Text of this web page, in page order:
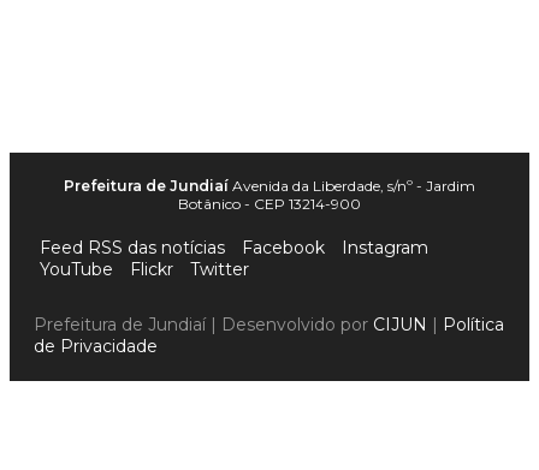
Prefeitura de Jundiaí Avenida da Liberdade, s/nº - Jardim
Botânico - CEP 13214-900
Feed RSS das notícias Facebook
Instagram
YouTube
Flickr Twitter
Prefeitura de Jundiaí | Desenvolvido por CIJUN | Política
de Privacidade